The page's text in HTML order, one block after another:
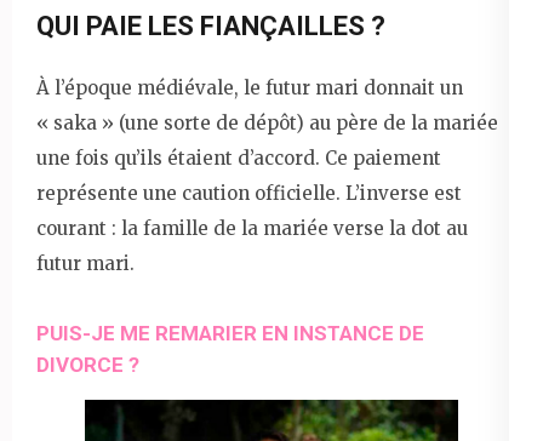
QUI PAIE LES FIANÇAILLES ?
À l’époque médiévale, le futur mari donnait un
« saka » (une sorte de dépôt) au père de la mariée
une fois qu’ils étaient d’accord. Ce paiement
représente une caution officielle. L’inverse est
courant : la famille de la mariée verse la dot au
futur mari.
PUIS-JE ME REMARIER EN INSTANCE DE
DIVORCE ?